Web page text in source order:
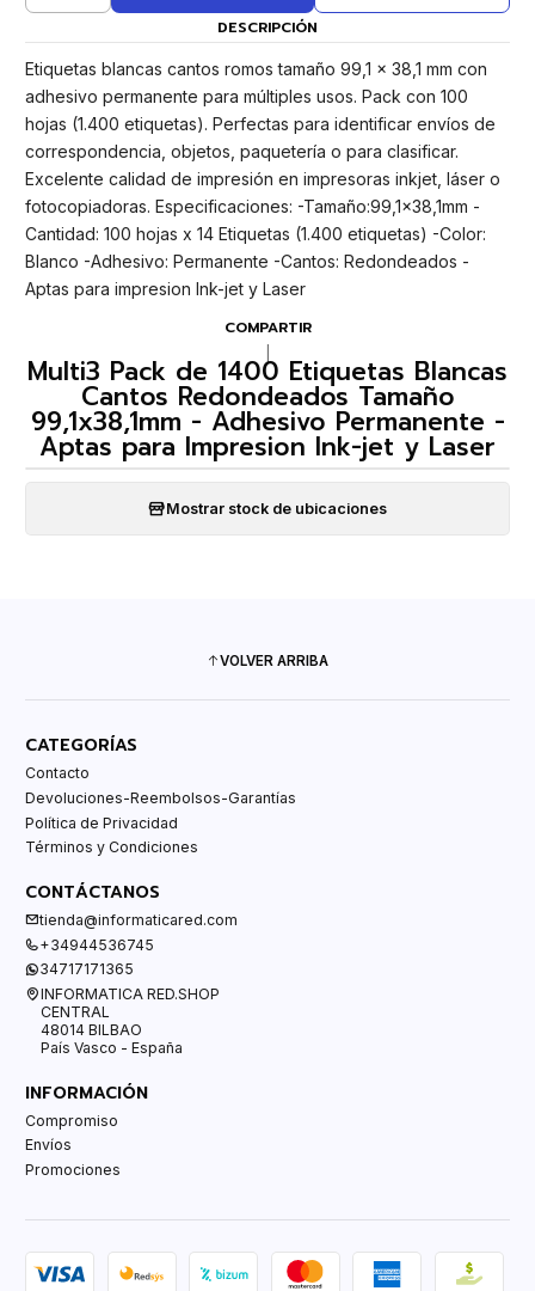
DESCRIPCIÓN
Etiquetas blancas cantos romos tamaño 99,1 x 38,1 mm con
adhesivo permanente para múltiples usos. Pack con 100
hojas (1.400 etiquetas). Perfectas para identificar envíos de
correspondencia, objetos, paquetería o para clasificar.
Excelente calidad de impresión en impresoras inkjet, láser o
fotocopiadoras. Especificaciones: -Tamaño:99,1x38,1mm -
Cantidad: 100 hojas x 14 Etiquetas (1.400 etiquetas) -Color:
Blanco -Adhesivo: Permanente -Cantos: Redondeados -
Aptas para impresion Ink-jet y Laser
COMPARTIR
Multi3 Pack de 1400 Etiquetas Blancas
Cantos Redondeados Tamaño
99,1x38,1mm - Adhesivo Permanente -
Aptas para Impresion Ink-jet y Laser
Mostrar stock de ubicaciones
VOLVER ARRIBA
CATEGORÍAS
Contacto
Devoluciones-Reembolsos-Garantías
Política de Privacidad
Términos y Condiciones
CONTÁCTANOS
tienda@informaticared.com
+34944536745
34717171365
INFORMATICA RED.SHOP
CENTRAL
48014 BILBAO
País Vasco - España
INFORMACIÓN
Compromiso
Envíos
Promociones